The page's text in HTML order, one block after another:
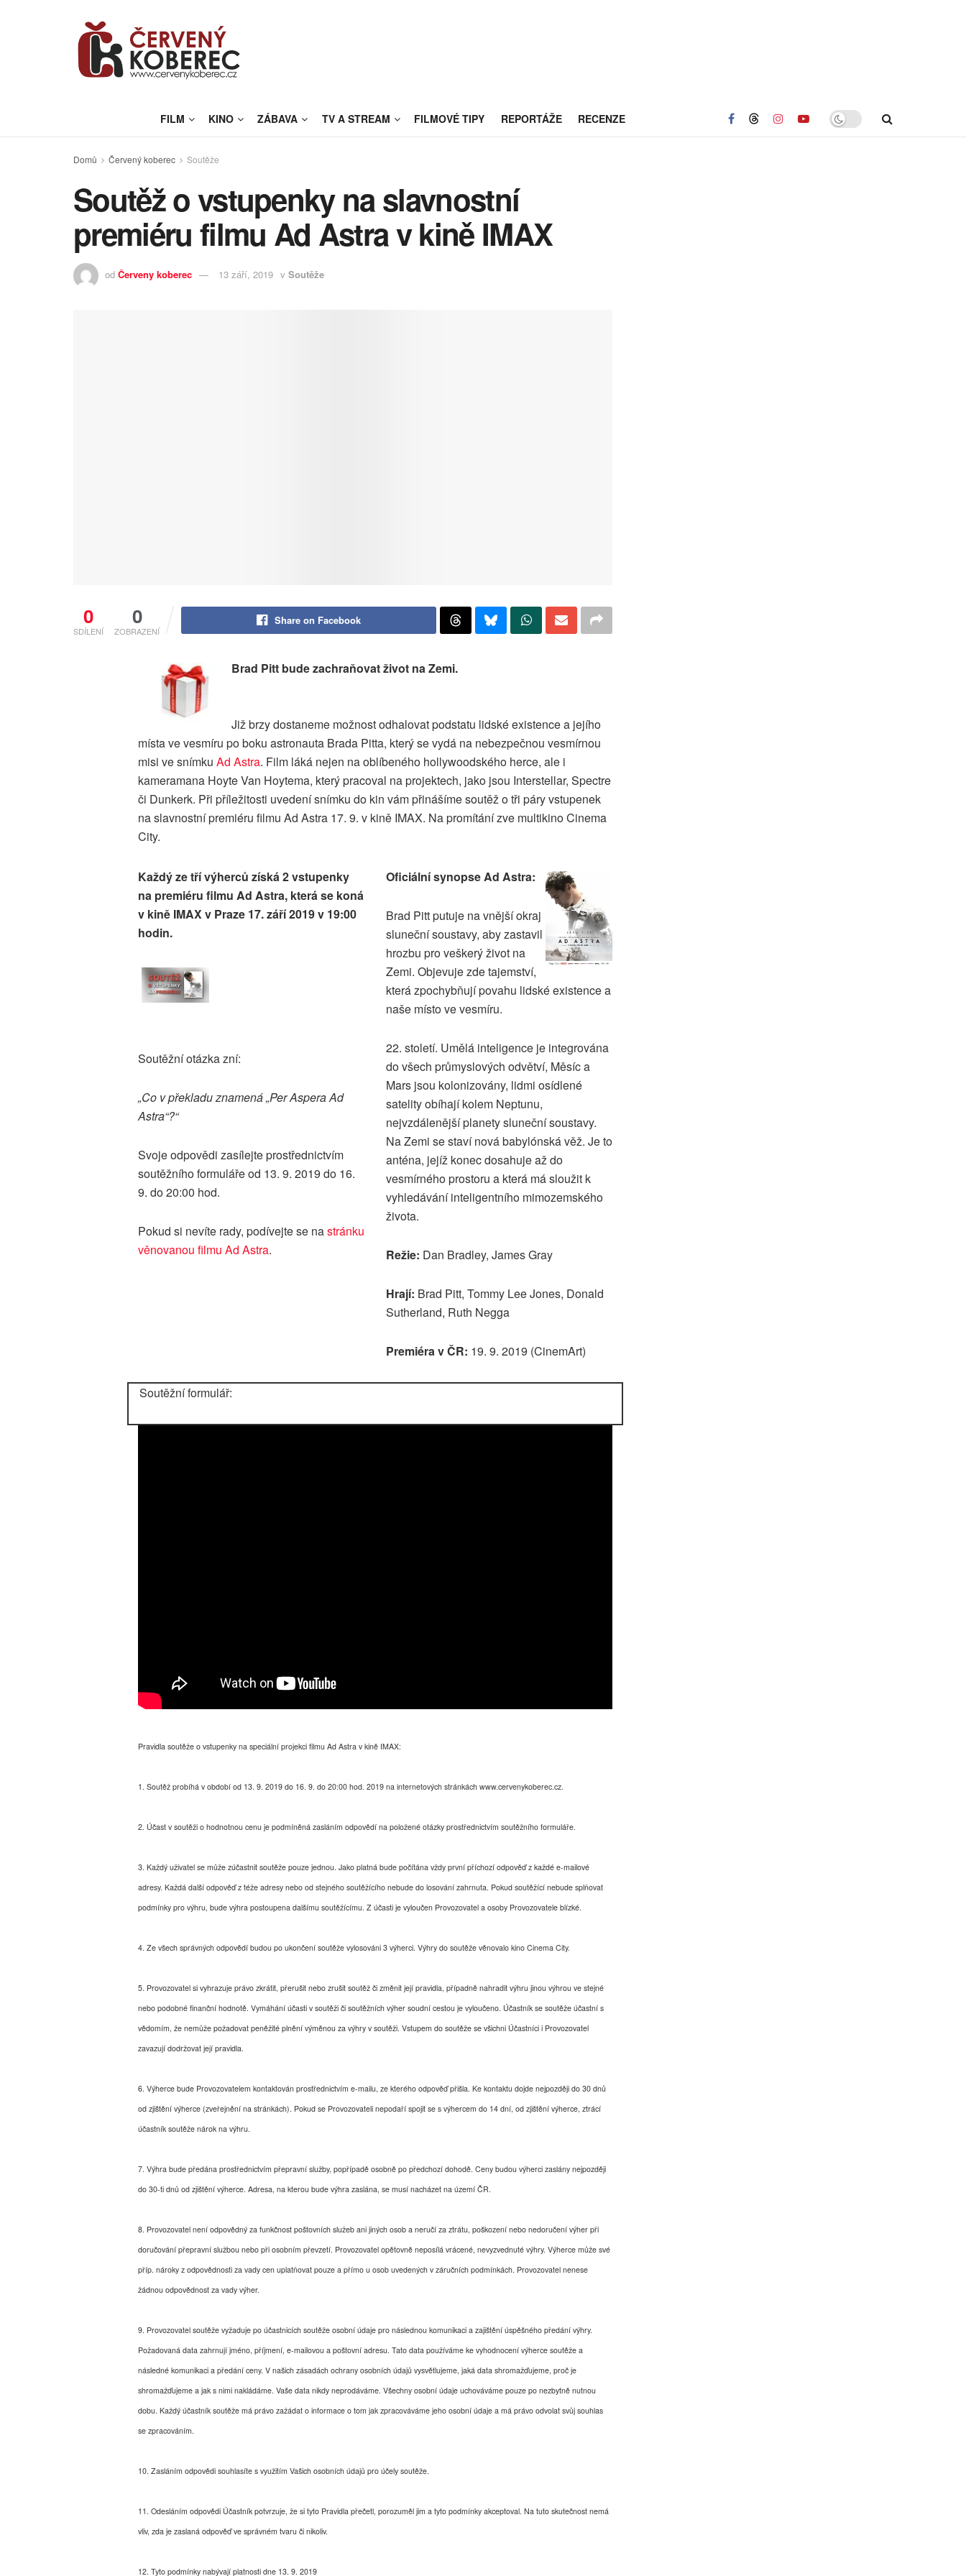
FILM KINO ZÁBAVA TV A STREAM FILMOVÉ TIPY REPORTÁŽE RECENZE
Domů Červený koberec Soutěže
Soutěž o vstupenky na slavnostní
premiéru filmu Ad Astra v kině IMAX
od Červeny koberec 13 září, 2019 v Soutěže
0
SDÍLENÍ
0
ZOBRAZENÍ
Share on Facebook
Brad Pitt bude zachraňovat život na Zemi.
Již brzy dostaneme možnost odhalovat podstatu lidské existence a jejího
místa ve vesmíru po boku astronauta Brada Pitta, který se vydá na nebezpečnou vesmírnou
misi ve snímku Ad Astra. Film láká nejen na oblíbeného hollywoodského herce, ale i
kameramana Hoyte Van Hoytema, který pracoval na projektech, jako jsou Interstellar, Spectre
či Dunkerk. Při příležitosti uvedení snímku do kin vám přinášíme soutěž o tři páry vstupenek
na slavnostní premiéru filmu Ad Astra 17. 9. v kině IMAX. Na promítání zve multikino Cinema
City.
Každý ze tří výherců získá 2 vstupenky
na premiéru filmu Ad Astra, která se koná
v kině IMAX v Praze 17. září 2019 v 19:00
hodin.
Soutěžní otázka zní:
„Co v překladu znamená „Per Aspera Ad
Astra“?“
Svoje odpovědi zasílejte prostřednictvím
soutěžního formuláře od 13. 9. 2019 do 16.
9. do 20:00 hod.
Pokud si nevíte rady, podívejte se nastránku
věnovanou filmu Ad Astra.
Oficiální synopse Ad Astra:
Brad Pitt putuje na vnější okraj
sluneční soustavy, aby zastavil
hrozbu pro veškerý život na
Zemi. Objevuje zde tajemství,
která zpochybňují povahu lidské existence a
naše místo ve vesmíru.
22. století. Umělá inteligence je integrována
do všech průmyslových odvětví, Měsíc a
Mars jsou kolonizovány, lidmi osídlené
satelity obíhají kolem Neptunu,
nejvzdálenější planety sluneční soustavy.
Na Zemi se staví nová babylónská věž. Je to
anténa, jejíž konec dosahuje až do
vesmírného prostoru a která má sloužit k
vyhledávání inteligentního mimozemského
života.
Režie: Dan Bradley, James Gray
Hrají: Brad Pitt, Tommy Lee Jones, Donald
Sutherland, Ruth Negga
Premiéra v ČR: 19. 9. 2019 (CinemArt)
Soutěžní formulář:
Pravidla soutěže o vstupenky na speciální projekci filmu Ad Astra v kině IMAX:
1. Soutěž probíhá v období od 13. 9. 2019 do 16. 9. do 20:00 hod. 2019 na internetových stránkách www.cervenykoberec.cz.
2. Účast v soutěži o hodnotnou cenu je podmíněná zasláním odpovědí na položené otázky prostřednictvím soutěžního formuláře.
3. Každý uživatel se může zúčastnit soutěže pouze jednou. Jako platná bude počítána vždy první příchozí odpověď z každé e-mailové
adresy. Každá další odpověď z téže adresy nebo od stejného soutěžícího nebude do losování zahrnuta. Pokud soutěžící nebude splňovat
podmínky pro výhru, bude výhra postoupena dalšímu soutěžícímu. Z účasti je vyloučen Provozovatel a osoby Provozovatele blízké.
4. Ze všech správných odpovědí budou po ukončení soutěže vylosováni 3 výherci. Výhry do soutěže věnovalo kino Cinema City.
5. Provozovatel si vyhrazuje právo zkrátit, přerušit nebo zrušit soutěž či změnit její pravidla, případně nahradit výhru jinou výhrou ve stejné
nebo podobné finanční hodnotě. Vymáhání účasti v soutěži či soutěžních výher soudní cestou je vyloučeno. Účastník se soutěže účastní s
vědomím, že nemůže požadovat peněžité plnění výměnou za výhry v soutěži. Vstupem do soutěže se všichni Účastníci i Provozovatel
zavazují dodržovat její pravidla.
6. Výherce bude Provozovatelem kontaktován prostřednictvím e-mailu, ze kterého odpověď přišla. Ke kontaktu dojde nejpozději do 30 dnů
od zjištění výherce (zveřejnění na stránkách). Pokud se Provozovateli nepodaří spojit se s výhercem do 14 dní, od zjištění výherce, ztrácí
účastník soutěže nárok na výhru.
7. Výhra bude předána prostřednictvím přepravní služby, popřípadě osobně po předchozí dohodě. Ceny budou výherci zaslány nejpozději
do 30-ti dnů od zjištění výherce. Adresa, na kterou bude výhra zaslána, se musí nacházet na území ČR.
8. Provozovatel není odpovědný za funkčnost poštovních služeb ani jiných osob a neručí za ztrátu, poškození nebo nedoručení výher při
doručování přepravní službou nebo při osobním převzetí. Provozovatel opětovně neposílá vrácené, nevyzvednuté výhry. Výherce může své
příp. nároky z odpovědnosti za vady cen uplatňovat pouze a přímo u osob uvedených v záručních podmínkách. Provozovatel nenese
žádnou odpovědnost za vady výher.
9. Provozovatel soutěže vyžaduje po účastnicích soutěže osobní údaje pro následnou komunikaci a zajištění úspěšného předání výhry.
Požadovaná data zahrnují jméno, příjmení, e-mailovou a poštovní adresu. Tato data používáme ke vyhodnocení výherce soutěže a
následné komunikaci a předání ceny. V našich zásadách ochrany osobních údajů vysvětlujeme, jaká data shromažďujeme, proč je
shromažďujeme a jak s nimi nakládáme. Vaše data nikdy neprodáváme. Všechny osobní údaje uchováváme pouze po nezbytně nutnou
dobu. Každý účastník soutěže má právo zažádat o informace o tom jak zpracováváme jeho osobní údaje a má právo odvolat svůj souhlas
se zpracováním.
10. Zasláním odpovědi souhlasíte s využitím Vašich osobních údajů pro účely soutěže.
11. Odesláním odpovědi Účastník potvrzuje, že si tyto Pravidla přečetl, porozuměl jim a tyto podmínky akceptoval. Na tuto skutečnost nemá
vliv, zda je zaslaná odpověď ve správném tvaru či nikoliv.
12. Tyto podmínky nabývají platnosti dne 13. 9. 2019